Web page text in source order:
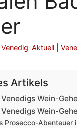
Venedig-Aktuell |
Artikels
Wein-
Wein-
Prosecco-Abenteuer